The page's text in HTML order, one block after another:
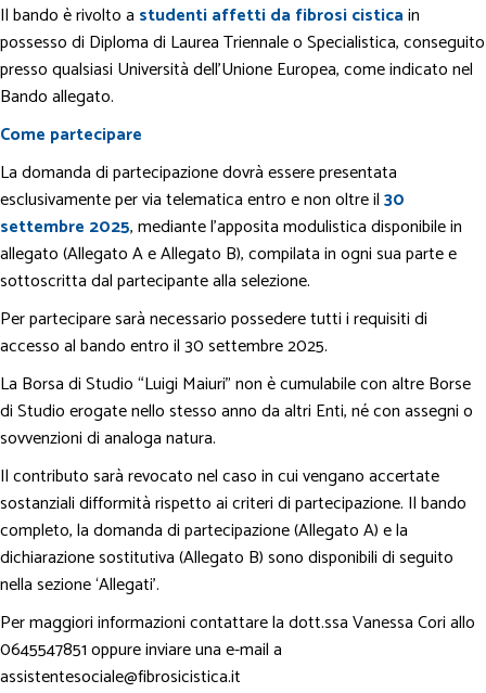
Il bando è rivolto a studenti affetti da fibrosi cisticain
possesso di Diploma di Laurea Triennale o Specialistica, conseguito
presso qualsiasi Università dell’Unione Europea, come indicato nel
Bando allegato.
Come partecipare
La domanda di partecipazione dovrà essere presentata
esclusivamente per via telematica entro e non oltre il30
settembre 2025, mediante l’apposita modulistica disponibile in
allegato (Allegato A e Allegato B), compilata in ogni sua parte e
sottoscritta dal partecipante alla selezione.
Per partecipare sarà necessario possedere tutti i requisiti di
accesso al bando entro il 30 settembre 2025.
La Borsa di Studio “Luigi Maiuri” non è cumulabile con altre Borse
di Studio erogate nello stesso anno da altri Enti, né con assegni o
sovvenzioni di analoga natura.
Il contributo sarà revocato nel caso in cui vengano accertate
sostanziali difformità rispetto ai criteri di partecipazione. Il bando
completo, la domanda di partecipazione (Allegato A) e la
dichiarazione sostitutiva (Allegato B) sono disponibili di seguito
nella sezione ‘Allegati’.
Per maggiori informazioni contattare la dott.ssa Vanessa Cori allo
0645547851 oppure inviare una e-mail a
assistentesociale@fibrosicistica.it